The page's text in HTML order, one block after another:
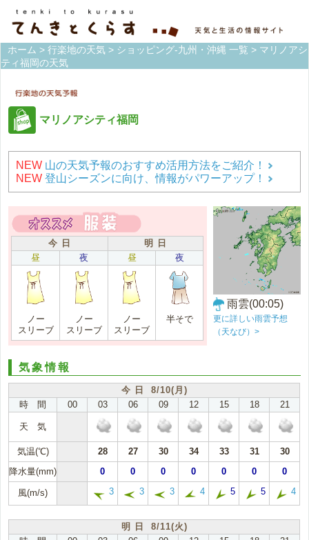
ホーム > 行楽地の天気 > ショッピング-九州・沖縄 一覧 > マリノアシ
ティ福岡の天気
マリノアシティ福岡
NEW 山の天気予報のおすすめ活用方法をご紹介！
NEW 登山シーズンに向け、情報がパワーアップ！
今 日
明 日
昼
夜 昼 夜
ノー
スリーブ
ノー
スリーブ
ノー
スリーブ
半そで
雨雲(00:05)
更に詳しい雨雲予想
（天なび）>
気象情報
今 日 8/10(月)
時 間
00 03 06 09 12 15 18 21
天 気
気温(℃) 28 27 30 34 33 31
30
降水量(mm)
0 0 0 0 0 0 0
風(m/s) 3 3 3 4 5 5 4
明 日 8/11(火)